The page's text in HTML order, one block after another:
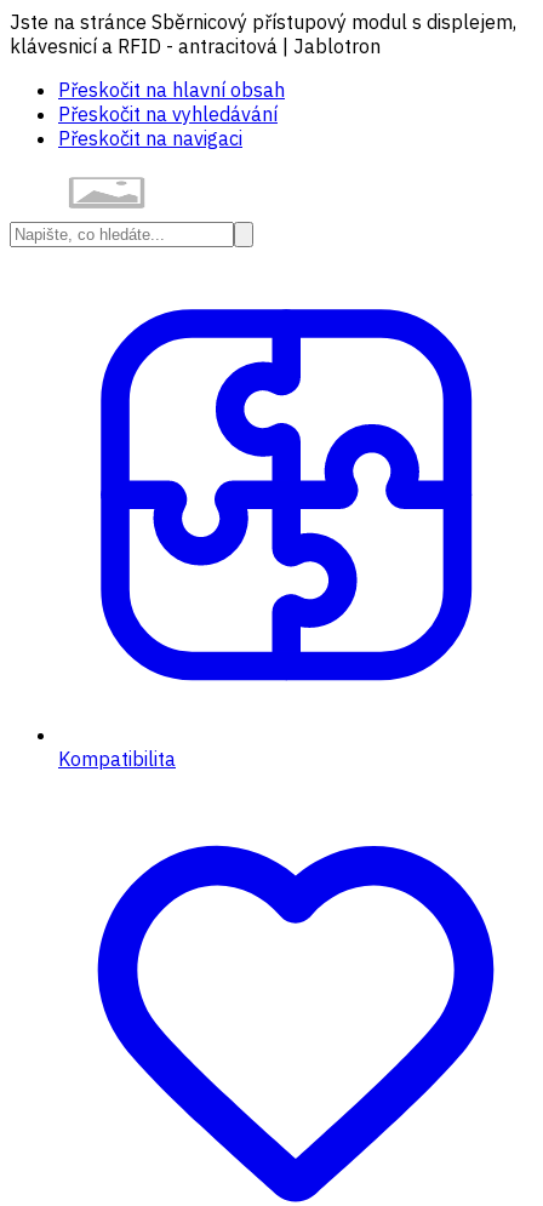
Jste na stránce Sběrnicový přístupový modul s displejem,
klávesnicí a RFID - antracitová | Jablotron
Přeskočit na hlavní obsah
Přeskočit na vyhledávání
Přeskočit na navigaci
Kompatibilita